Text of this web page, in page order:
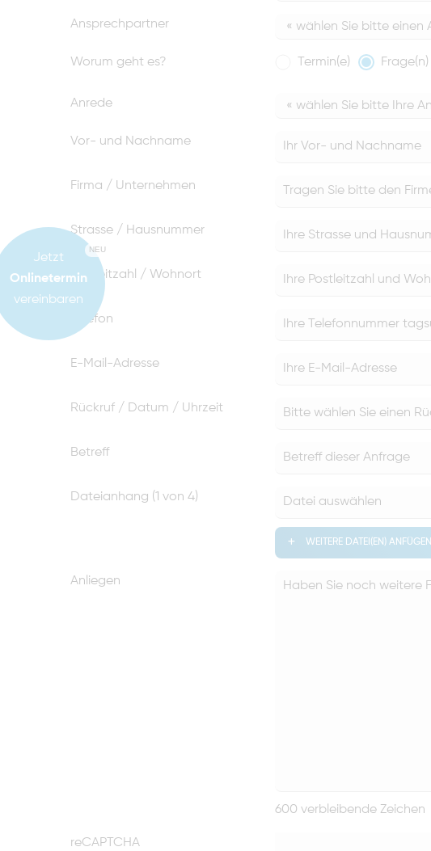
Ansprechpartner
Worum geht es? Termin(e) Frage(n)
Anrede
Vor- und Nachname
Firma / Unternehmen
Strasse / Hausnummer
Postleitzahl / Wohnort
Telefon
E-Mail-Adresse
Rückruf / Datum / Uhrzeit
Betreff
Dateianhang (1 von 4)
WEITERE DATEI(EN) ANFÜGEN
Anliegen
600 verbleibende Zeichen
reCAPTCHA
NEU
Jetzt
Onlinetermin
vereinbaren